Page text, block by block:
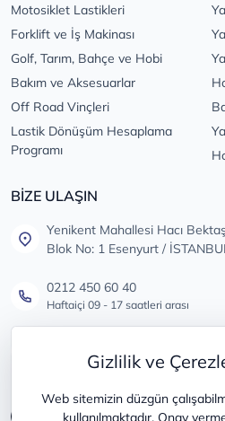
Gizlilik ve
Web sitemizin düzgün
kullanılmaktadır. Onay
Motosiklet Lastikleri
Forklift ve İş Makinası
Golf, Tarım, Bahçe ve Hobi
Bakım ve Aksesuarlar
Off Road Vinçleri
Lastik Dönüşüm Hesaplama
Programı
BİZE ULAŞIN
Yenikent Mahallesi Hacı
Blok No: 1 Esenyurt / İSTANBUL
0212 450 60 40
Haftaiçi 09 - 17 saatleri arası
Tüm öneri ve şikayetleriniz için